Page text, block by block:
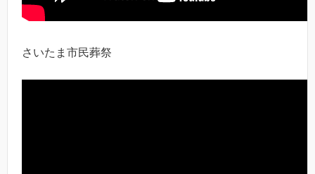
さいたま市民葬祭